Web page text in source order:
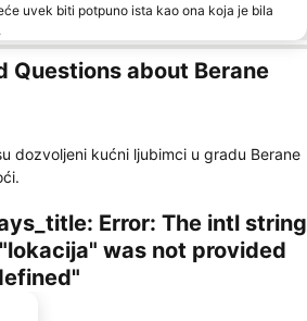
uvek biti potpuno ista kao ona koja je bila
Questions about Berane
dozvoljeni kućni ljubimci u gradu Berane
Error: The intl string
was not provided